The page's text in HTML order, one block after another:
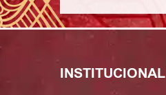
INSTITUCIONAL